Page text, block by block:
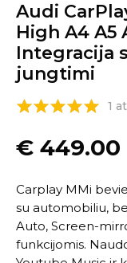
Audi
High A4 A5
Integracija
jungtimi
1
€ 449.00
Carplay MMi
su automobiliu,
Auto, Screen-
funkcijomis.